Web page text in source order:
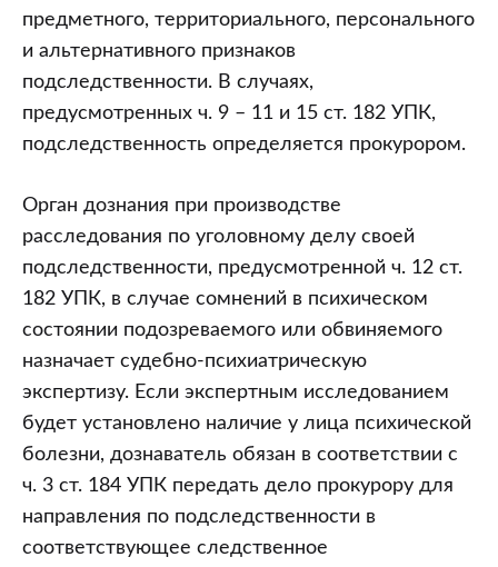
предметного, территориального, персонального
и альтернативного признаков
подследственности. В случаях,
предусмотренных ч. 9 – 11 и 15 ст. 182 УПК,
подследственность определяется прокурором.
Орган дознания при производстве
расследования по уголовному делу своей
подследственности, предусмотренной ч. 12 ст.
182 УПК, в случае сомнений в психическом
состоянии подозреваемого или обвиняемого
назначает судебно-психиатрическую
экспертизу. Если экспертным исследованием
будет установлено наличие у лица психической
болезни, дознаватель обязан в соответствии с
ч. 3 ст. 184 УПК передать дело прокурору для
направления по подследственности в
соответствующее следственное